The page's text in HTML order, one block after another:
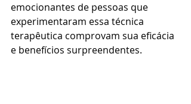
emocionantes de pessoas que
experimentaram essa técnica
terapêutica comprovam sua eficácia
e benefícios surpreendentes.